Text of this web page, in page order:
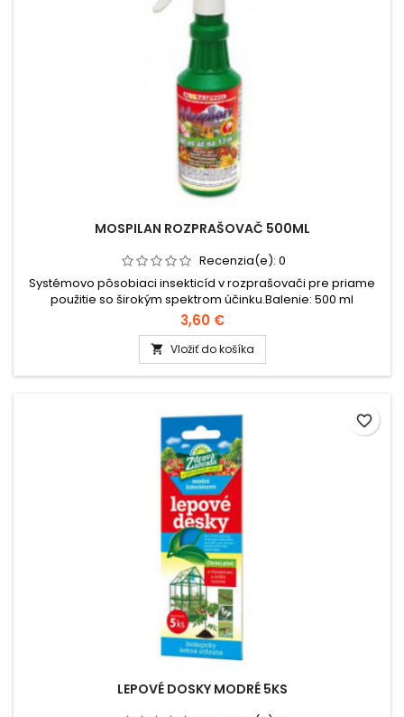
MOSPILAN ROZPRAŠOVAČ 500ML
Recenzia(e): 0
Systémovo pôsobiaci insekticíd v rozprašovači pre priame
použitie so širokým spektrom účinku.Balenie: 500 ml
rozprašovač.
3,60 €
 Vložiť do košíka
LEPOVÉ DOSKY MODRÉ 5KS
favorite_border